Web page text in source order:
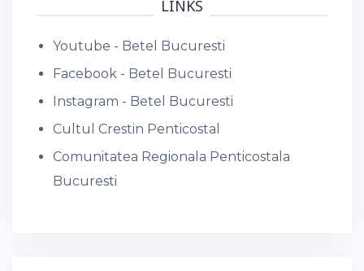
LINKS
Youtube - Betel Bucuresti
Facebook - Betel Bucuresti
Instagram - Betel Bucuresti
Cultul Crestin Penticostal
Comunitatea Regionala Penticostala
Bucuresti